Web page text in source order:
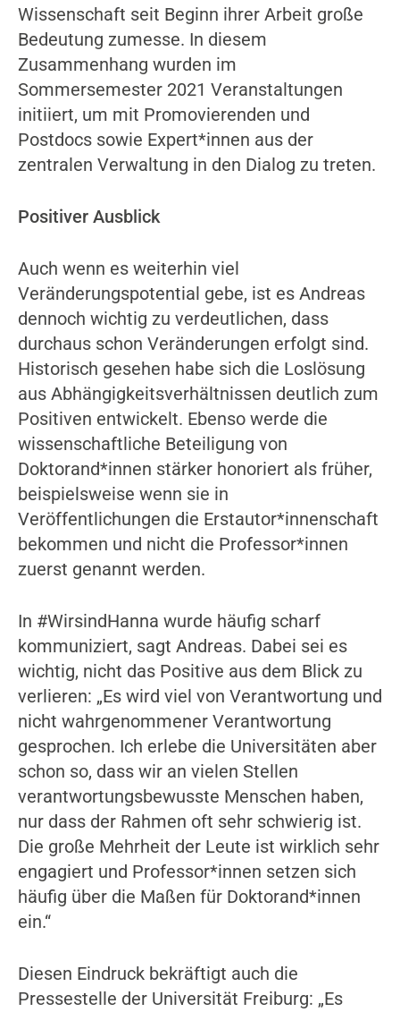
Wissenschaft seit Beginn ihrer Arbeit große
Bedeutung zumesse. In diesem
Zusammenhang wurden im
Sommersemester 2021 Veranstaltungen
initiiert, um mit Promovierenden und
Postdocs sowie Expert*innen aus der
zentralen Verwaltung in den Dialog zu treten.
Positiver Ausblick
Auch wenn es weiterhin viel
Veränderungspotential gebe, ist es Andreas
dennoch wichtig zu verdeutlichen, dass
durchaus schon Veränderungen erfolgt sind.
Historisch gesehen habe sich die Loslösung
aus Abhängigkeitsverhältnissen deutlich zum
Positiven entwickelt. Ebenso werde die
wissenschaftliche Beteiligung von
Doktorand*innen stärker honoriert als früher,
beispielsweise wenn sie in
Veröffentlichungen die Erstautor*innenschaft
bekommen und nicht die Professor*innen
zuerst genannt werden.
In #WirsindHanna wurde häufig scharf
kommuniziert, sagt Andreas. Dabei sei es
wichtig, nicht das Positive aus dem Blick zu
verlieren: „Es wird viel von Verantwortung und
nicht wahrgenommener Verantwortung
gesprochen. Ich erlebe die Universitäten aber
schon so, dass wir an vielen Stellen
verantwortungsbewusste Menschen haben,
nur dass der Rahmen oft sehr schwierig ist.
Die große Mehrheit der Leute ist wirklich sehr
engagiert und Professor*innen setzen sich
häufig über die Maßen für Doktorand*innen
ein.“
Diesen Eindruck bekräftigt auch die
Pressestelle der Universität Freiburg: „Es